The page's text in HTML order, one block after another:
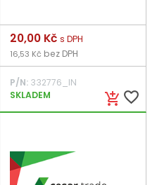
add_shopping_cart favorite_border
Cena
20,00 Kč s DPH
16,53 Kč bez DPH
P/N:332776_IN
SKLADEM